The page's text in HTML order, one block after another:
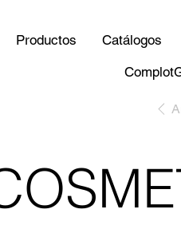
Productos Catálogos